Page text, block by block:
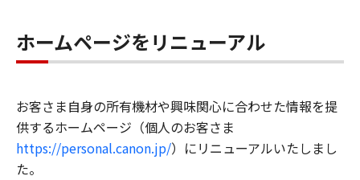
ホームページをリニューアル
お客さま自身の所有機材や興味関心に合わせた情報を提
供するホームページ（個人のお客さま
https://personal.canon.jp/）にリニューアルいたしまし
た。